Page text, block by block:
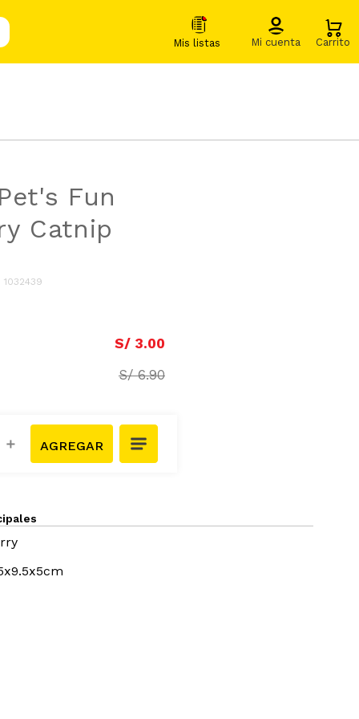
Fun
Catnip
1032439
S/ 3.00
S/ 6.90
＋